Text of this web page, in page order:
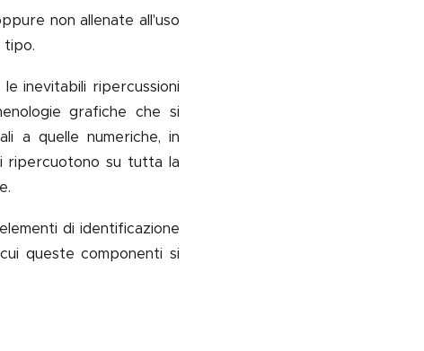
non allenate all'uso
tipo.
inevitabili ripercussioni
grafiche che si
a quelle numeriche, in
ripercuotono su tutta la
di identificazione
queste componenti si